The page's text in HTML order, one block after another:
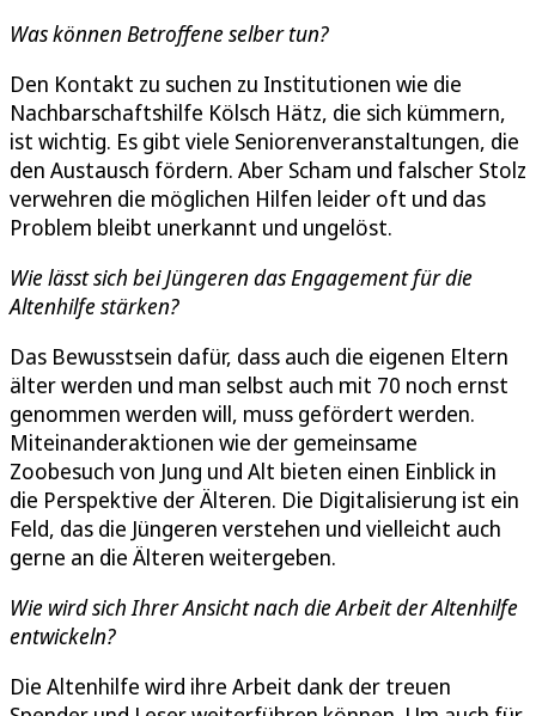
Was können Betroffene selber tun?
Den Kontakt zu suchen zu Institutionen wie die
Nachbarschaftshilfe Kölsch Hätz, die sich kümmern,
ist wichtig. Es gibt viele Seniorenveranstaltungen, die
den Austausch fördern. Aber Scham und falscher Stolz
verwehren die möglichen Hilfen leider oft und das
Problem bleibt unerkannt und ungelöst.
Wie lässt sich bei Jüngeren das Engagement für die
Altenhilfe stärken?
Das Bewusstsein dafür, dass auch die eigenen Eltern
älter werden und man selbst auch mit 70 noch ernst
genommen werden will, muss gefördert werden.
Miteinanderaktionen wie der gemeinsame
Zoobesuch von Jung und Alt bieten einen Einblick in
die Perspektive der Älteren. Die Digitalisierung ist ein
Feld, das die Jüngeren verstehen und vielleicht auch
gerne an die Älteren weitergeben.
Wie wird sich Ihrer Ansicht nach die Arbeit der Altenhilfe
entwickeln?
Die Altenhilfe wird ihre Arbeit dank der treuen